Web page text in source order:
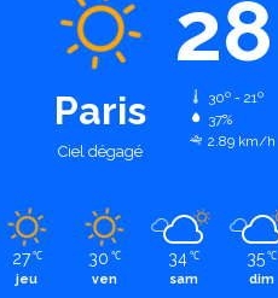
Paris
Ciel dégagé
28
30º - 21º
37%
2.89 km/h
27 ℃
jeu
30 ℃
ven
34 ℃
sam
35 ℃
dim